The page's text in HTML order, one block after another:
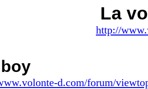
La
http://
d.com/forum/